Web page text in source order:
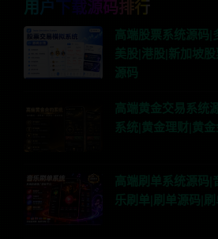
用户下载源码排行
高端股票系统源码|
美股|港股|新加坡
源码
高端黄金交易系统
系统|黄金理财|黄
高端刷单系统源码|
乐刷单|刷单源码|刷